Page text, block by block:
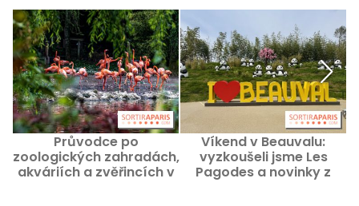
Průvodce po
zoologických zahradách,
akváriích a zvěřincích v
Víkend v Beauvalu:
vyzkoušeli jsme Les
Pagodes a novinky z